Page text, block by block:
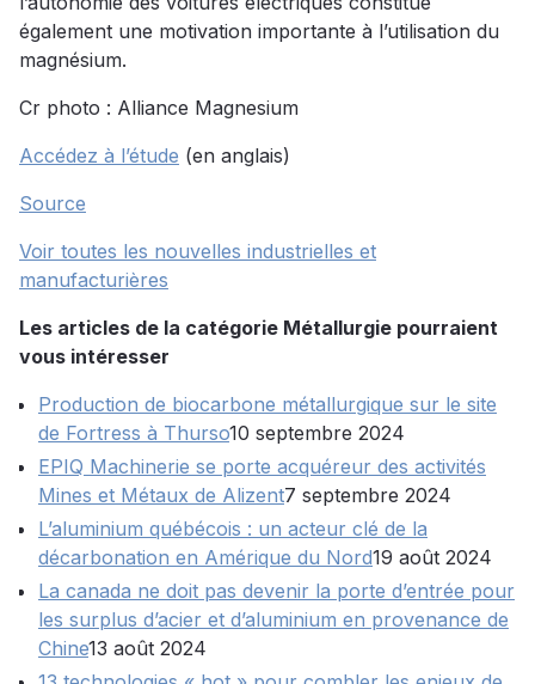
également une motivation importante à l’utilisation du
magnésium.
Cr photo : Alliance Magnesium
Accédez à l’étude (en anglais)
Source
Voir toutes les nouvelles industrielles et
manufacturières
Les articles de la catégorie Métallurgie pourraient
vous intéresser
Production de biocarbone métallurgique sur le site
de Fortress à Thurso10 septembre 2024
EPIQ Machinerie se porte acquéreur des activités
Mines et Métaux de Alizent7 septembre 2024
L’aluminium québécois : un acteur clé de la
décarbonation en Amérique du Nord19 août 2024
La canada ne doit pas devenir la porte d’entrée pour
les surplus d’acier et d’aluminium en provenance de
Chine13 août 2024